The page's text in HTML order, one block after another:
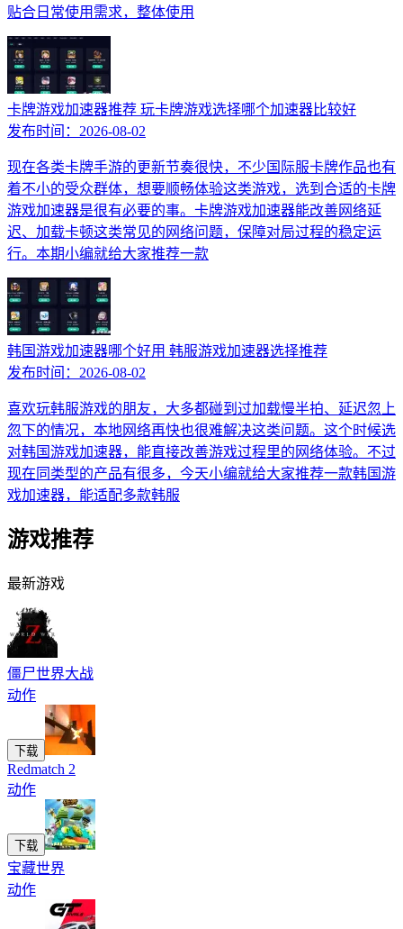
贴合日常使用需求，整体使用
卡牌游戏加速器推荐 玩卡牌游戏选择哪个加速器比较好
发布时间： 2026-08-02
现在各类卡牌手游的更新节奏很快，不少国际服卡牌作品也有
着不小的受众群体，想要顺畅体验这类游戏，选到合适的卡牌
游戏加速器是很有必要的事。卡牌游戏加速器能改善网络延
迟、加载卡顿这类常见的网络问题，保障对局过程的稳定运
行。本期小编就给大家推荐一款
韩国游戏加速器哪个好用 韩服游戏加速器选择推荐
发布时间： 2026-08-02
喜欢玩韩服游戏的朋友，大多都碰到过加载慢半拍、延迟忽上
忽下的情况，本地网络再快也很难解决这类问题。这个时候选
对韩国游戏加速器，能直接改善游戏过程里的网络体验。不过
现在同类型的产品有很多，今天小编就给大家推荐一款韩国游
戏加速器，能适配多款韩服
游戏推荐
最新游戏
僵尸世界大战
动作
下载
Redmatch 2
动作
下载
宝藏世界
动作